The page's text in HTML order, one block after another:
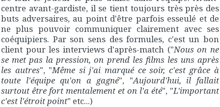
centre avant-gardiste, il se tient toujours très près des
buts adversaires, au point d'être parfois esseulé et de
ne plus pouvoir communiquer clairement avec ses
coéquipiers. Par son sens des formules, c'est un bon
client pour les interviews d'après-match ("Nous on ne
se met pas la pression, on prend les films les uns après
les autres", "Même si j'ai marqué ce soir, c'est grâce à
toute l'équipe qu'on a gagné", "Aujourd'hui, il fallait
surtout être fort mentalement et on l'a été", "L'important
c'est l'étroit point" etc...)